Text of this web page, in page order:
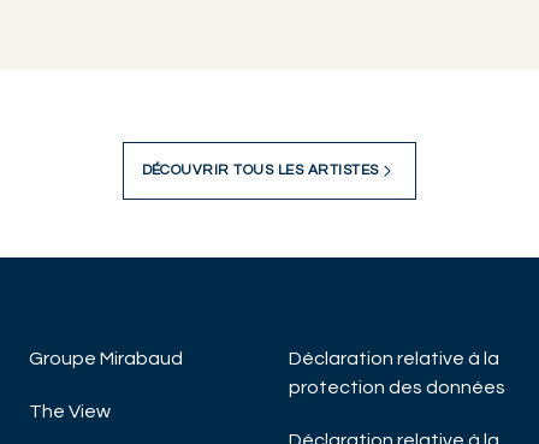
DÉCOUVRIR TOUS LES ARTISTES
Groupe Mirabaud
The View
Déclaration relative à la
protection des données